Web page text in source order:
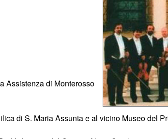
Assistenza di Monterosso
di S. Maria Assunta e al vicino Museo del